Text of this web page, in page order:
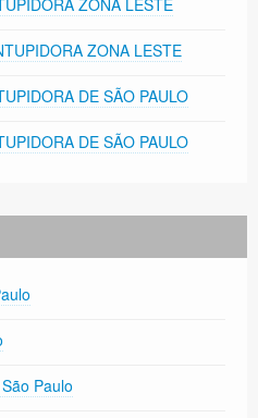
ZONA LESTE
DE SÃO PAULO
DE SÃO PAULO
Paulo